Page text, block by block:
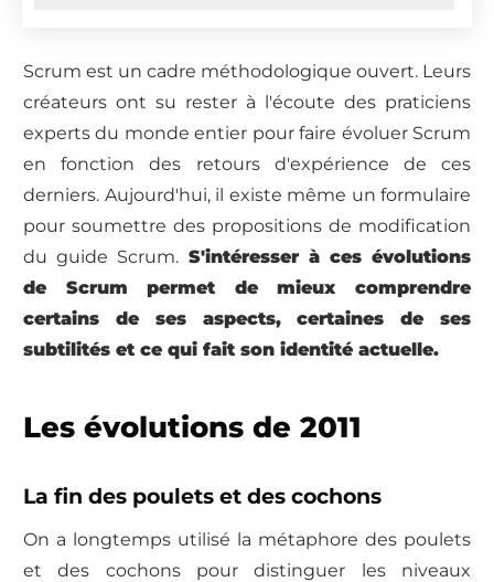
Scrum est un cadre méthodologique ouvert. Leurs
créateurs ont su rester à l'écoute des praticiens
experts du monde entier pour faire évoluer Scrum
en fonction des retours d'expérience de ces
derniers. Aujourd'hui, il existe même un formulaire
pour soumettre des propositions de modification
du guide Scrum. S'intéresser à ces évolutions
de Scrum permet de mieux comprendre
certains de ses aspects, certaines de ses
subtilités et ce qui fait son identité actuelle.
Les évolutions de 2011
La fin des poulets et des cochons
On a longtemps utilisé la métaphore des poulets
et des cochons pour distinguer les niveaux